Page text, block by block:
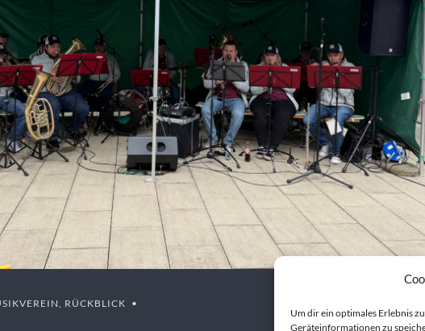
Um dir ein optimales Erlebnis
Geräteinformationen zu
, RÜCKBLICK